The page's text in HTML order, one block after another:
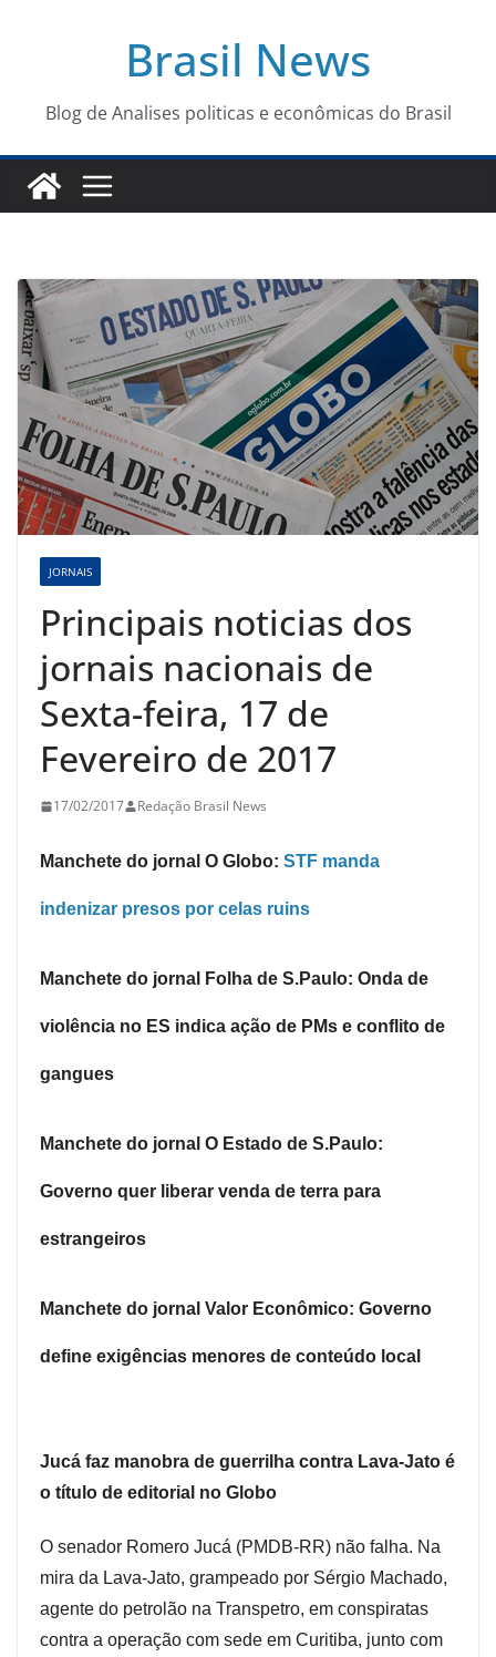
conteúdo
Brasil News
Blog de Analises politicas e econômicas do Brasil
JORNAIS
Principais noticias dos
jornais nacionais de
Sexta-feira, 17 de
Fevereiro de 2017
17/02/2017 Redação Brasil News
Manchete do jornal O Globo: STF manda
indenizar presos por celas ruins
Manchete do jornal Folha de S.Paulo: Onda de
violência no ES indica ação de PMs e conflito de
gangues
Manchete do jornal O Estado de S.Paulo:
Governo quer liberar venda de terra para
estrangeiros
Manchete do jornal Valor Econômico: Governo
define exigências menores de conteúdo local
Jucá faz manobra de guerrilha contra Lava-Jato é
o título de editorial no Globo
O senador Romero Jucá (PMDB-RR) não falha. Na
mira da Lava-Jato, grampeado por Sérgio Machado,
agente do petrolão na Transpetro, em conspiratas
contra a operação com sede em Curitiba, junto com